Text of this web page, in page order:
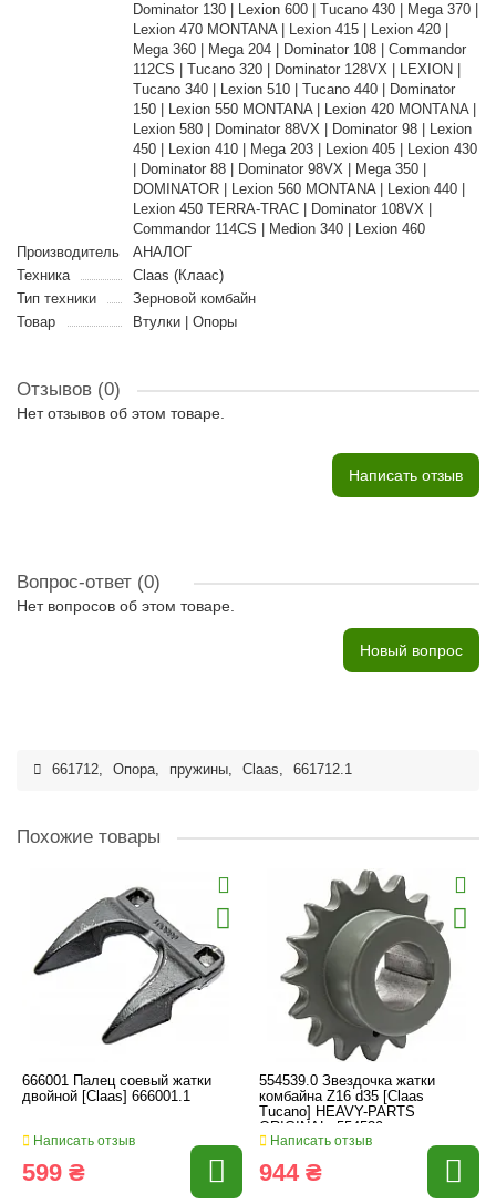
Dominator 130 | Lexion 600 | Tucano 430 | Mega 370 |
Lexion 470 MONTANA | Lexion 415 | Lexion 420 |
Mega 360 | Mega 204 | Dominator 108 | Commandor
112CS | Tucano 320 | Dominator 128VX | LEXION |
Tucano 340 | Lexion 510 | Tucano 440 | Dominator
150 | Lexion 550 MONTANA | Lexion 420 MONTANA |
Lexion 580 | Dominator 88VX | Dominator 98 | Lexion
450 | Lexion 410 | Mega 203 | Lexion 405 | Lexion 430
| Dominator 88 | Dominator 98VX | Mega 350 |
DOMINATOR | Lexion 560 MONTANA | Lexion 440 |
Lexion 450 TERRA-TRAC | Dominator 108VX |
Commandor 114CS | Medion 340 | Lexion 460
Производитель
АНАЛОГ
Техника
Claas (Клаас)
Тип техники
Зерновой комбайн
Товар
Втулки | Опоры
Отзывов (0)
Нет отзывов об этом товаре.
Написать отзыв
Вопрос-ответ (0)
Нет вопросов об этом товаре.
Новый вопрос
661712, Опора, пружины, Claas, 661712.1
Похожие товары
666001 Палец соевый жатки
двойной [Claas] 666001.1
Написать отзыв
599 ₴
554539.0 Звездочка жатки
комбайна Z16 d35 [Claas
Tucano] HEAVY-PARTS
ORIGINAL, 554539
Написать отзыв
944 ₴